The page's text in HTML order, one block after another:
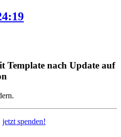
Template nach Update auf
jetzt spenden!